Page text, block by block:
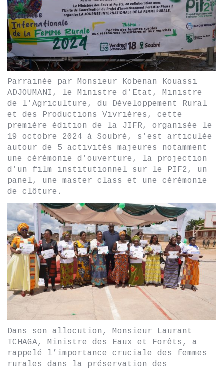
Parrainée par Monsieur Kobenan Kouassi
ADJOUMANI, le Ministre d’Etat, Ministre
de l’Agriculture, du Développement Rural
et des Productions Vivrières, cette
première édition de la JIFR, organisée le
19 octobre 2024 à Soubré, s’est articulée
autour de 5 activités majeures notamment
une cérémonie d’ouverture, la projection
d’un film institutionnel sur le PIF2, un
panel, une master class et une cérémonie
de clôture.
Dans son allocution, Monsieur Laurant
TCHAGA, Ministre des Eaux et Forêts, a
rappelé l’importance cruciale des femmes
rurales dans la préservation des